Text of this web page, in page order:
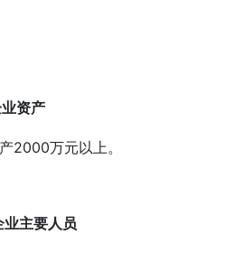
资产
2000万元以上。
业主要人员